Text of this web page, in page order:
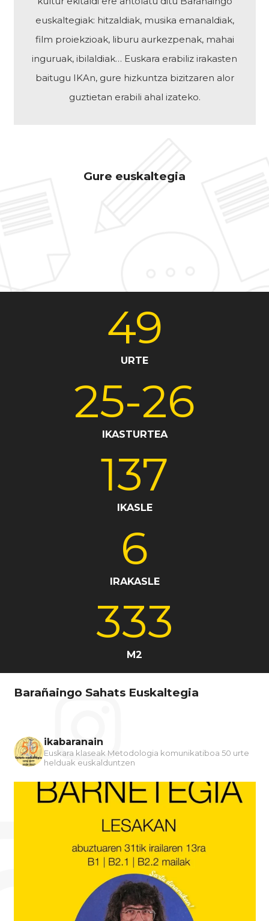
euskaltegiak: hitzaldiak, musika emanaldiak,
film proiekzioak, liburu aurkezpenak, mahai
inguruak, ibilaldiak… Euskara erabiliz irakasten
baitugu IKAn, gure hizkuntza bizitzaren alor
guztietan erabili ahal izateko.
Gure euskaltegia
49
URTE
25-26
IKASTURTEA
137
IKASLE
6
IRAKASLE
333
M2
Barañaingo Sahats Euskaltegia
ikabaranain
Euskara klaseak Metodologia komunikatiboa 50 urte
helduak euskalduntzen